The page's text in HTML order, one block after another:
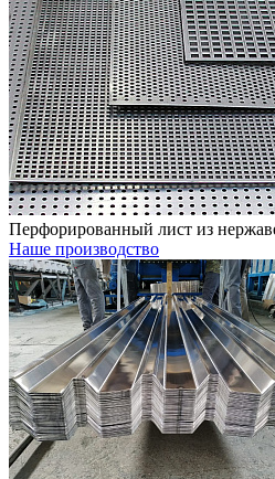
Перфорированный лист из
Наше производство